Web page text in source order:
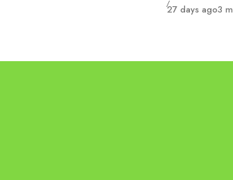
Publié
27 days ago3